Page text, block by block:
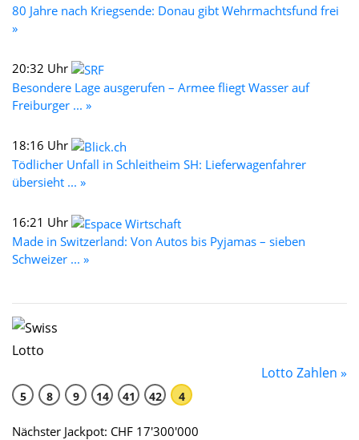
80 Jahre nach Kriegsende: Donau gibt Wehrmachtsfund frei
»
20:32 Uhr
Besondere Lage ausgerufen – Armee fliegt Wasser auf
Freiburger ... »
18:16 Uhr
Tödlicher Unfall in Schleitheim SH: Lieferwagenfahrer
übersieht ... »
16:21 Uhr
Made in Switzerland: Von Autos bis Pyjamas – sieben
Schweizer ... »
Lotto Zahlen »
5 8 9 14 41 42 4
Nächster Jackpot: CHF 17'300'000